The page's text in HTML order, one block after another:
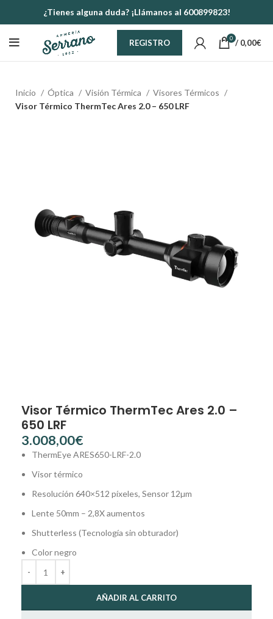
¿Tienes alguna duda? ¡Llámanos al 600899823!
REGISTRO 0 / 0,00€
Inicio Óptica Visión Térmica
Visores Térmicos
Visor Térmico ThermTec Ares 2.0 – 650 LRF
Visor Térmico ThermTec Ares 2.0 –
650 LRF
€
ThermEye ARES650-LRF-2.0
Visor térmico
Resolución 640×512 píxeles, Sensor 12µm
Lente 50mm – 2,8X aumentos
Shutterless (Tecnología sin obturador)
Color negro
AÑADIR AL CARRITO